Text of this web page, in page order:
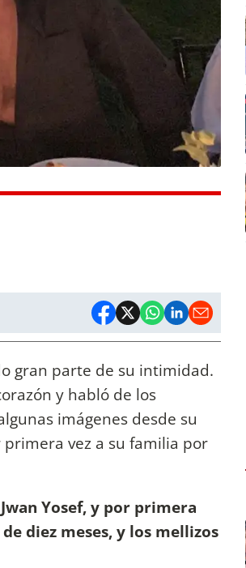
gran parte de su intimidad.
y habló de los
imágenes desde su
vez a su familia por
Yosef, y por primera
diez meses, y los mellizos